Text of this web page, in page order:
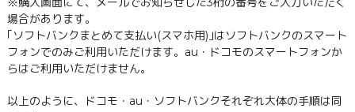
場合があります。
｢ソフトバンクまとめて支払い(スマホ用)｣はソフトバンクのスマート
フォンでのみご利用いただけます。au・ドコモのスマートフォンか
らはご利用いただけません。
以上のように、ドコモ・au・ソフトバンクそれぞれ大体の手順は同